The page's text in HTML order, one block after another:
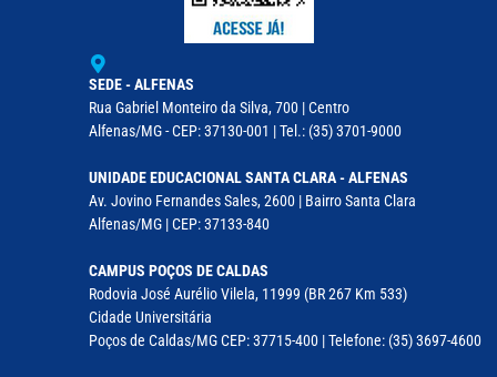
SEDE - ALFENAS
Rua Gabriel Monteiro da Silva, 700 | Centro
Alfenas/MG - CEP: 37130-001 | Tel.: (35) 3701-9000
UNIDADE EDUCACIONAL SANTA CLARA - ALFENAS
Av. Jovino Fernandes Sales, 2600 | Bairro Santa Clara
Alfenas/MG | CEP: 37133-840
CAMPUS POÇOS DE CALDAS
Rodovia José Aurélio Vilela, 11999 (BR 267 Km 533)
Cidade Universitária
Poços de Caldas/MG CEP: 37715-400 | Telefone: (35) 3697-4600